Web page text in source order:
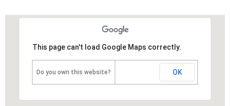
This page can't load Google Maps correctly.
Do you own this website? OK